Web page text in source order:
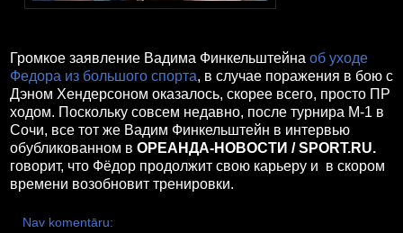
Громкое заявление Вадима Финкельштейна об уходе
Федора из большого спорта, в случае поражения в бою с
Дэном Хендерсоном оказалось, скорее всего, просто ПР
ходом. Поскольку совсем недавно, после турнира М-1 в
Сочи, все тот же Вадим Финкельштейн в интервью
обубликованном в ОРЕАНДА-НОВОСТИ / SPORT.RU.
говорит, что Фёдор продолжит свою карьеру и в скором
времени возобновит тренировки.
Nav komentāru: